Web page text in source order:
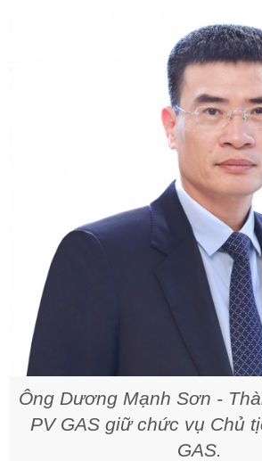
Ông Dương Mạnh Sơn -
PV GAS giữ chức vụ Chủ
GAS.